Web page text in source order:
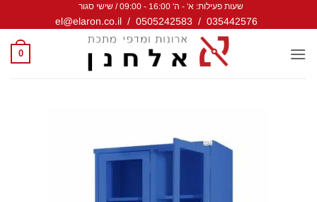
שעות פעילות: א' - ה' 16:00 - 09:00 / שישי סגור
035442576
/
0505242583
/
el@elaron.co.il
0